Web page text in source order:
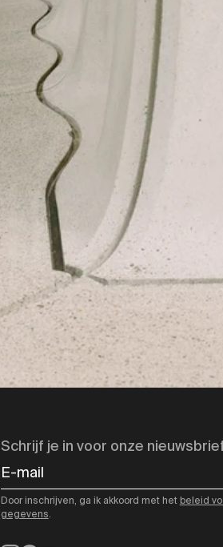
Schrijf je in voor onze
E-mail
Door inschrijven, ga ik akkoord met het beleid
gegevens.